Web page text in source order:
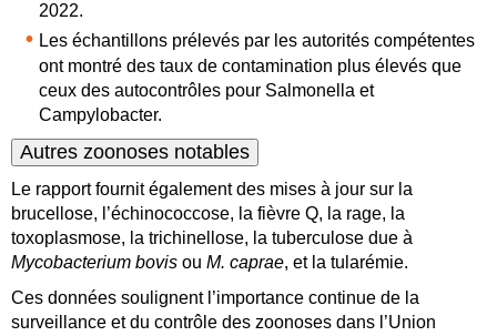
2022.
Les échantillons prélevés par les autorités compétentes
ont montré des taux de contamination plus élevés que
ceux des autocontrôles pour Salmonella et
Campylobacter.
Autres zoonoses notables
Le rapport fournit également des mises à jour sur la
brucellose, l’échinococcose, la fièvre Q, la rage, la
toxoplasmose, la trichinellose, la tuberculose due à
Mycobacterium bovis ou M. caprae, et la tularémie.
Ces données soulignent l’importance continue de la
surveillance et du contrôle des zoonoses dans l’Union